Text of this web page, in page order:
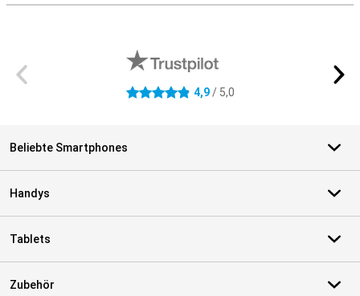
4.9 Sterne 4,9/ 5,0
Beliebte Smartphones
Handys
Tablets
Zubehör